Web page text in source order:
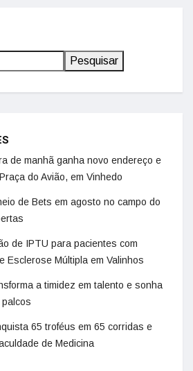
Pesquisar
de manhã ganha novo endereço e
do Avião, em Vinhedo
de Bets em agosto no campo do
de IPTU para pacientes com
Esclerose Múltipla em Valinhos
a timidez em talento e sonha
65 troféus em 65 corridas e
de Medicina